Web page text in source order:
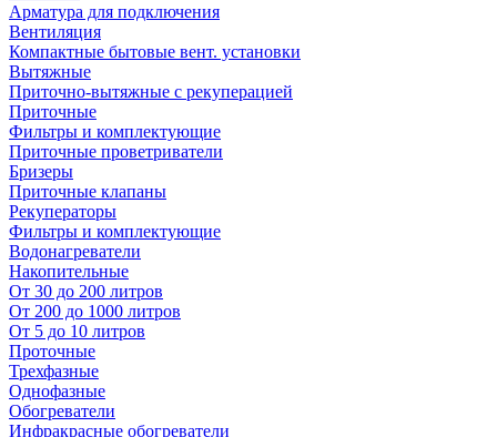
Арматура для подключения
Вентиляция
Компактные бытовые вент. установки
Вытяжные
Приточно-вытяжные с рекуперацией
Приточные
Фильтры и комплектующие
Приточные проветриватели
Бризеры
Приточные клапаны
Рекуператоры
Фильтры и комплектующие
Водонагреватели
Накопительные
От 30 до 200 литров
От 200 до 1000 литров
От 5 до 10 литров
Проточные
Трехфазные
Однофазные
Обогреватели
Инфракрасные обогреватели